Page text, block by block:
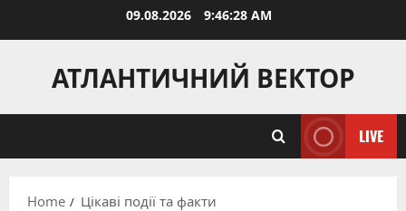
09.08.2026 9:46:30 AM
АТЛАНТИЧНИЙ ВЕКТОР
LIVE
Home Цікаві події та факти